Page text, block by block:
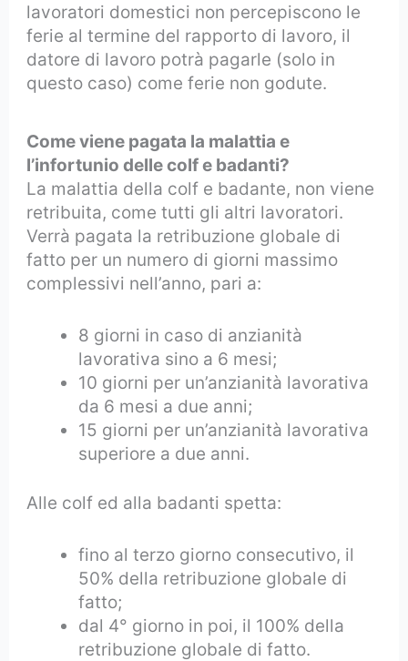
lavoratori domestici non percepiscono le
ferie al termine del rapporto di lavoro, il
datore di lavoro potrà pagarle (solo in
questo caso) come ferie non godute.
Come viene pagata la malattia e
l’infortunio delle colf e badanti?
La malattia della colf e badante, non viene
retribuita, come tutti gli altri lavoratori.
Verrà pagata la retribuzione globale di
fatto per un numero di giorni massimo
complessivi nell’anno, pari a:
8 giorni in caso di anzianità
lavorativa sino a 6 mesi;
10 giorni per un’anzianità lavorativa
da 6 mesi a due anni;
15 giorni per un’anzianità lavorativa
superiore a due anni.
Alle colf ed alla badanti spetta:
fino al terzo giorno consecutivo, il
50% della retribuzione globale di
fatto;
dal 4° giorno in poi, il 100% della
retribuzione globale di fatto.